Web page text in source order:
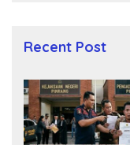
Recent Post